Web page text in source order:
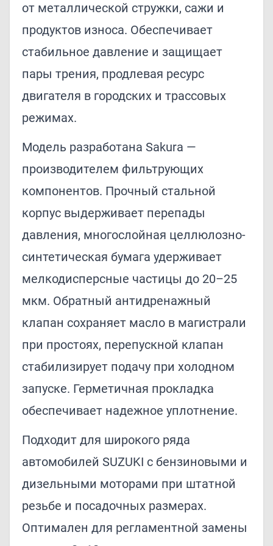
от металлической стружки, сажи и
продуктов износа. Обеспечивает
стабильное давление и защищает
пары трения, продлевая ресурс
двигателя в городских и трассовых
режимах.
Модель разработана Sakura —
производителем фильтрующих
компонентов. Прочный стальной
корпус выдерживает перепады
давления, многослойная целлюлозно-
синтетическая бумага удерживает
мелкодисперсные частицы до 20–25
мкм. Обратный антидренажный
клапан сохраняет масло в магистрали
при простоях, перепускной клапан
стабилизирует подачу при холодном
запуске. Герметичная прокладка
обеспечивает надежное уплотнение.
Подходит для широкого ряда
автомобилей SUZUKI с бензиновыми и
дизельными моторами при штатной
резьбе и посадочных размерах.
Оптимален для регламентной замены